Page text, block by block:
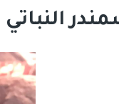
النباتي